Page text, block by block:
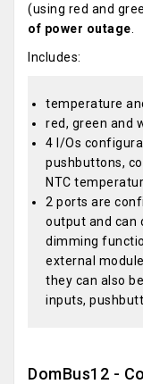
(using red and
of power outage
Includes:
temperature
red, green and
4 I/Os
pushbuttons,
NTC
2 ports are
output and can
dimming
external
they can also
inputs,
DomBus12 -